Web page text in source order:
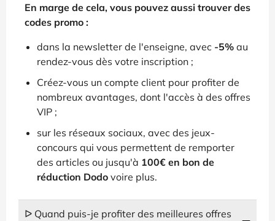
En marge de cela, vous pouvez aussi trouver des
codes promo :
dans la newsletter de l'enseigne, avec -5% au
rendez-vous dès votre inscription ;
Créez-vous un compte client pour profiter de
nombreux avantages, dont l'accès à des offres
VIP ;
sur les réseaux sociaux, avec des jeux-
concours qui vous permettent de remporter
des articles ou jusqu'à 100€ en bon de
réduction Dodo voire plus.
ᐅ Quand puis-je profiter des meilleures offres